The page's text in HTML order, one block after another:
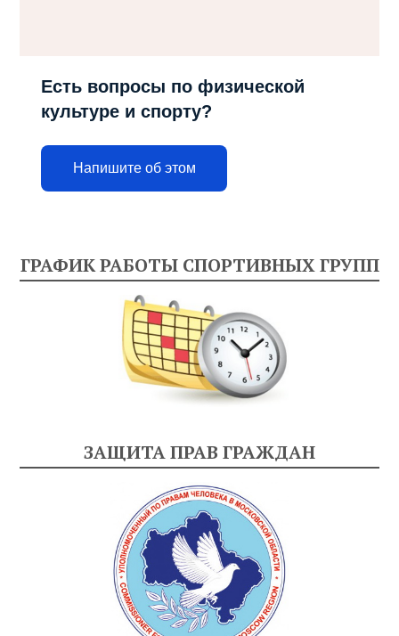
Есть вопросы по физической
культуре и спорту?
Напишите об этом
ГРАФИК РАБОТЫ СПОРТИВНЫХ ГРУПП
ЗАЩИТА ПРАВ ГРАЖДАН